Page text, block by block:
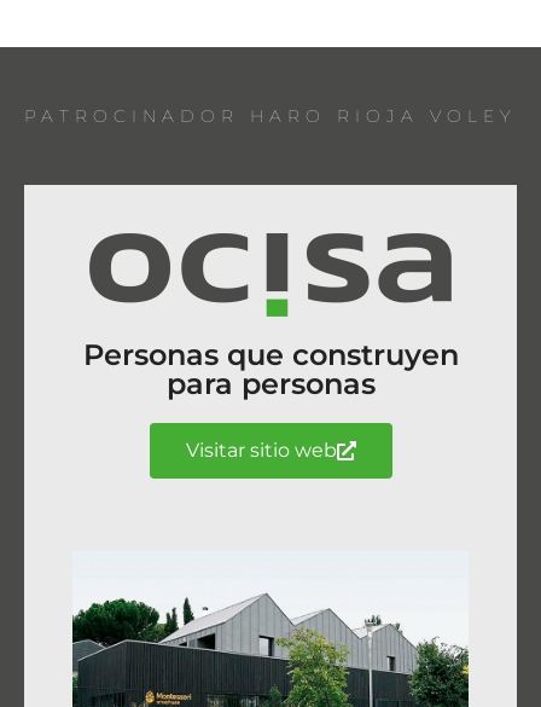
PATROCINADOR HARO RIOJA VOLEY
Personas que construyen
para personas
Visitar sitio web